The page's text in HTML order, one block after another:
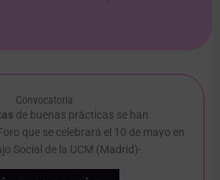
Convocatoria
de buenas prácticas se han
que se celebrará el 10 de mayo en
Social de la UCM (Madrid)-